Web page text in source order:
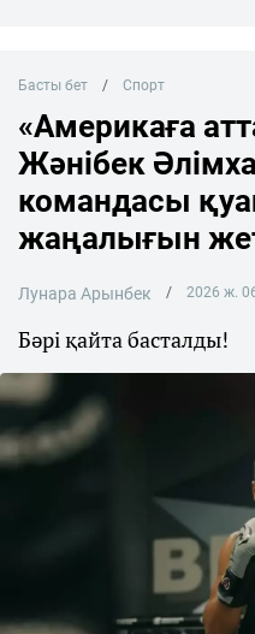
Басты бет Спорт
«Америкаға
Жәнібек
командасы
жаңалығын
Лунара Арынбек 2026 ж.
Бәрі қайта басталды!